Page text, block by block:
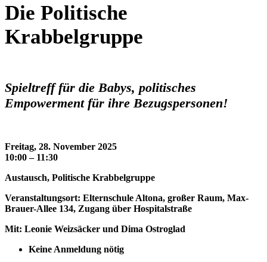
Die Politische
Krabbelgruppe
Spieltreff für die Babys, politisches
Empowerment für ihre Bezugspersonen!
Freitag, 28. November 2025
10:00 – 11:30
Austausch, Politische Krabbelgruppe
Veranstaltungsort: Elternschule Altona, großer Raum, Max-
Brauer-Allee 134, Zugang über Hospitalstraße
Mit: Leonie Weizsäcker und Dima Ostroglad
Keine Anmeldung nötig